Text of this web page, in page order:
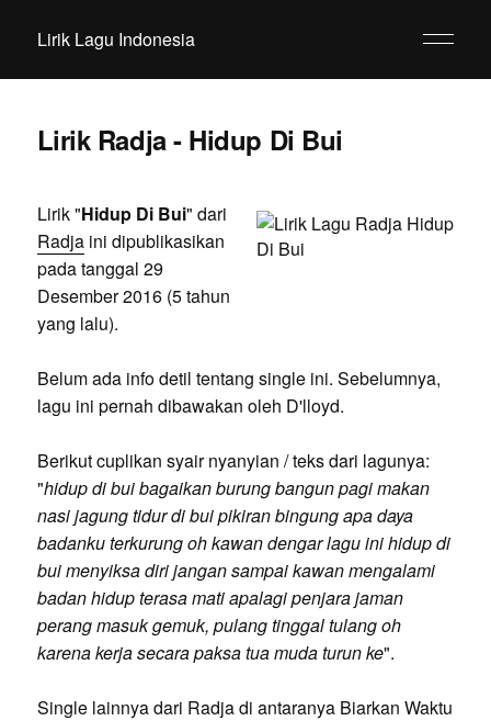
Lirik Lagu Indonesia
Lirik Radja - Hidup Di Bui
Lirik "Hidup Di Bui" dari
Radjaini dipublikasikan
pada tanggal 29
Desember 2016 (5 tahun
yang lalu).
Belum ada info detil tentang single ini. Sebelumnya,
lagu ini pernah dibawakan oleh D'lloyd.
Berikut cuplikan syair nyanyian / teks dari lagunya:
"hidup di bui bagaikan burung bangun pagi makan
nasi jagung tidur di bui pikiran bingung apa daya
badanku terkurung oh kawan dengar lagu ini hidup di
bui menyiksa diri jangan sampai kawan mengalami
badan hidup terasa mati apalagi penjara jaman
perang masuk gemuk, pulang tinggal tulang oh
karena kerja secara paksa tua muda turun ke".
Single lainnya dari Radja di antaranya Biarkan Waktu